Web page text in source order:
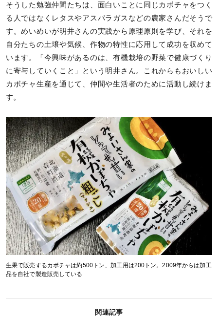
そうした勉強仲間たちは、面白いことに同じカボチャをつく
る人ではなくレタスやアスパラガスなどの農家さんだそうで
す。めいめいが明井さんの実践から原理原則を学び、それを
自分たちの土壌や気候、作物の特性に応用して成功を収めて
います。「今興味があるのは、有機栽培の野菜で健康づくり
に寄与していくこと」という明井さん。これからもおいしい
カボチャ生産を通じて、仲間や生活者のために活動し続けま
す。
生果で販売するカボチャは約500トン、加工用は200トン。2009年からは加工
品を自社で製造販売している
関連記事